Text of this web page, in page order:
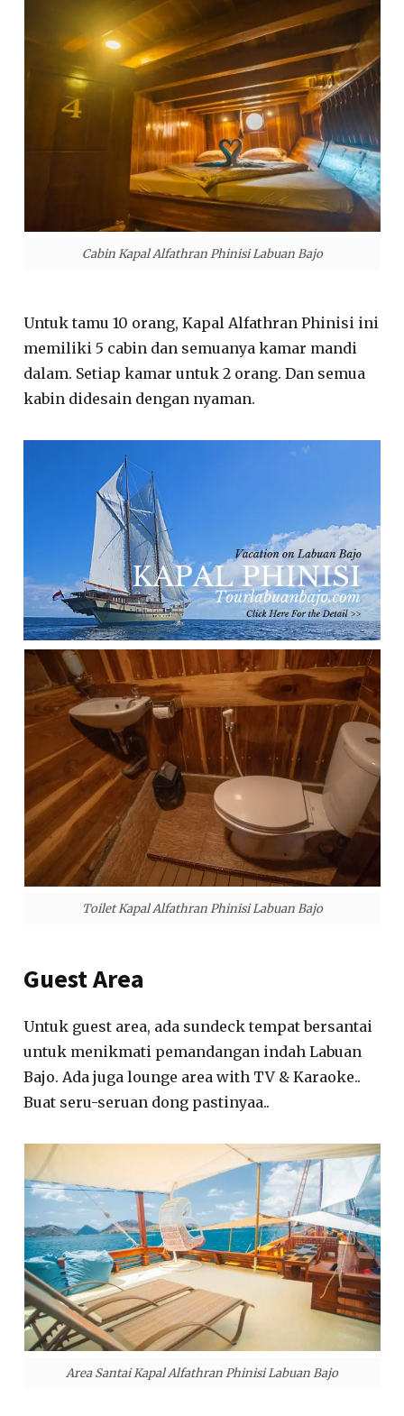
Cabin Kapal Alfathran Phinisi Labuan Bajo
Untuk tamu 10 orang, Kapal Alfathran Phinisi ini
memiliki 5 cabin dan semuanya kamar mandi
dalam. Setiap kamar untuk 2 orang. Dan semua
kabin didesain dengan nyaman.
Toilet Kapal Alfathran Phinisi Labuan Bajo
Guest Area
Untuk guest area, ada sundeck tempat bersantai
untuk menikmati pemandangan indah Labuan
Bajo. Ada juga lounge area with TV & Karaoke..
Buat seru-seruan dong pastinyaa..
Area Santai Kapal Alfathran Phinisi Labuan Bajo